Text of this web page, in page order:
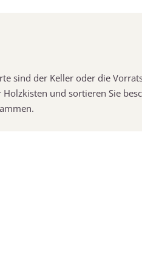
sind der Keller oder die
und sortieren Sie